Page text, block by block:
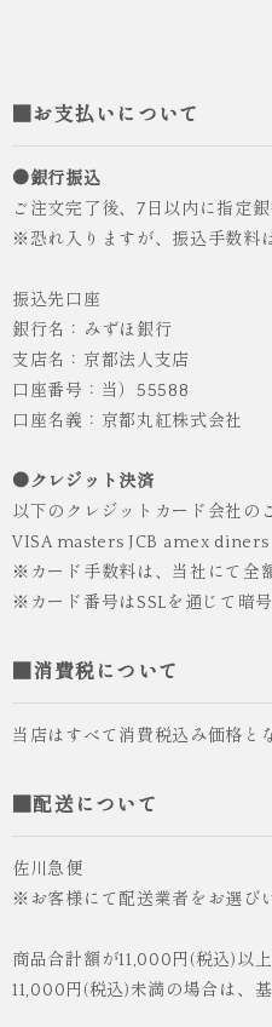
■お支払いについて
●銀行振込
ご注文完了後、7日以内に指定
※恐れ入りますが、振込手数料
振込先口座
銀行名：みずほ銀行
支店名：京都法人支店
口座番号：当）55588
口座名義：京都丸紅株式会社
●クレジット決済
以下のクレジットカード会社の
VISA masters JCB amex diners
※カード手数料は、当社にて全
※カード番号はSSLを通じて暗
■消費税について
当店はすべて消費税込み価格と
■配送について
佐川急便
※お客様にて配送業者をお選び
商品合計額が11,000円(税込)以
11,000円(税込)未満の場合は、